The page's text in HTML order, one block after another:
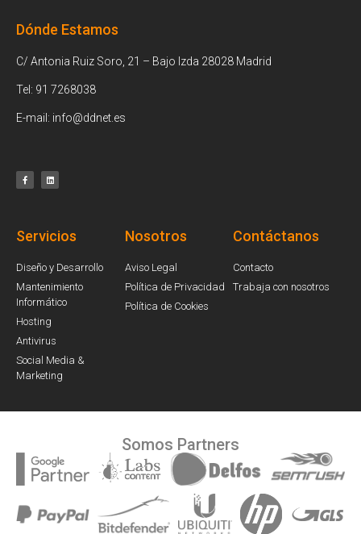
Dónde Estamos
C/ Antonia Ruiz Soro, 21 – Bajo Izda 28028 Madrid
Tel: 91 7268038
E-mail: info@ddnet.es
Servicios
Diseño y Desarrollo
Mantenimiento
Informático
Hosting
Antivirus
Social Media &
Marketing
Nosotros
Aviso Legal
Política de Privacidad
Política de Cookies
Contáctanos
Contacto
Trabaja con nosotros
Somos Partners